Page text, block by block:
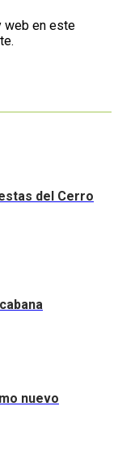
web en este
del Cerro
nuevo